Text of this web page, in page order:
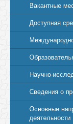
Вакантные
Доступная
Научно-
Сведения о
Основные